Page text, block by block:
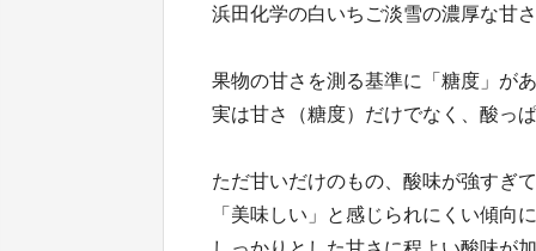
浜田化学の白いちご淡雪の濃厚な甘
果物の甘さを測る基準に「糖度」が
実は甘さ（糖度）だけでなく、酸っ
ただ甘いだけのもの、酸味が強すぎ
「美味しい」と感じられにくい傾向